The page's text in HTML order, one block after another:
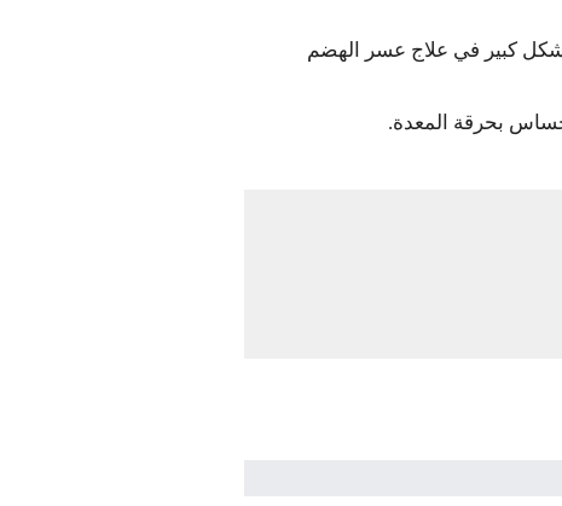
بشكل كبير في علاج عسر الهضم
بحرقة المعدة.